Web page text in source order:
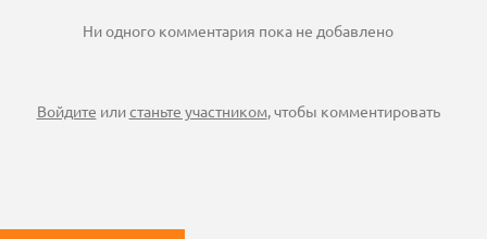
Ни одного комментария пока не добавлено
Войдите илистаньте участником, чтобы комментировать